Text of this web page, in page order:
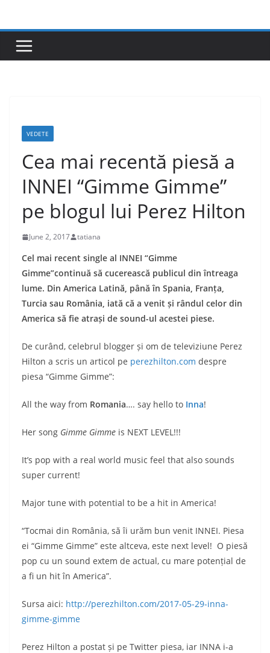
content
VEDETE
Cea mai recentă piesă a
INNEI “Gimme Gimme”
pe blogul lui Perez Hilton
June 2, 2017 tatiana
Cel mai recent single al INNEI “Gimme
Gimme”continuă să cucerească publicul din întreaga
lume. Din America Latină, până în Spania, Franța,
Turcia sau România, iată că a venit și rândul celor din
America să fie atrași de sound-ul acestei piese.
De curând, celebrul blogger și om de televiziune Perez
Hilton a scris un articol pe perezhilton.com despre
piesa “Gimme Gimme”:
All the way from Romania…. say hello to Inna!
Her song Gimme Gimme is NEXT LEVEL!!!
It’s pop with a real world music feel that also sounds
super current!
Major tune with potential to be a hit in America!
“Tocmai din România, să îi urăm bun venit INNEI. Piesa
ei “Gimme Gimme” este altceva, este next level! O piesă
pop cu un sound extem de actual, cu mare potențial de
a fi un hit în America”.
Sursa aici: http://perezhilton.com/2017-05-29-inna-
gimme-gimme
Perez Hilton a postat și pe Twitter piesa, iar INNA i-a